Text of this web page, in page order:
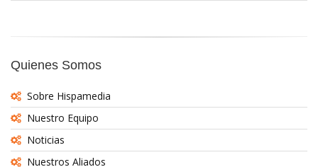
Quienes Somos
Sobre Hispamedia
Nuestro Equipo
Noticias
Nuestros Aliados